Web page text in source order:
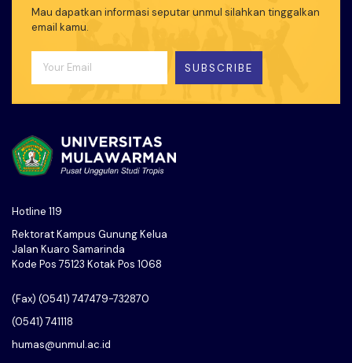
Mau dapatkan informasi seputar unmul silahkan tinggalkan
email kamu.
SUBSCRIBE
Hotline 119
Rektorat Kampus Gunung Kelua
Jalan Kuaro Samarinda
Kode Pos 75123 Kotak Pos 1068
(Fax) (0541) 747479-732870
(0541) 741118
humas@unmul.ac.id